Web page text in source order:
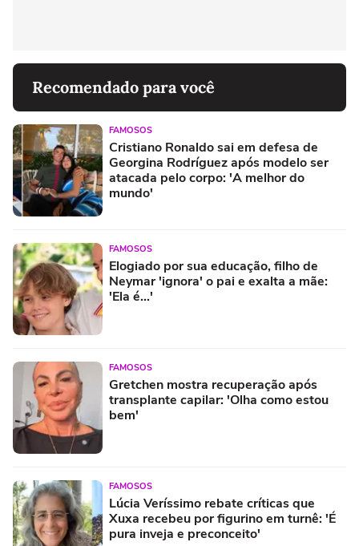
Recomendado para você
FAMOSOS
Cristiano Ronaldo sai em defesa de
Georgina Rodríguez após modelo ser
atacada pelo corpo: 'A melhor do
mundo'
FAMOSOS
Elogiado por sua educação, filho de
Neymar 'ignora' o pai e exalta a mãe:
'Ela é...'
FAMOSOS
Gretchen mostra recuperação após
transplante capilar: 'Olha como estou
bem'
FAMOSOS
Lúcia Veríssimo rebate críticas que
Xuxa recebeu por figurino em turnê: 'É
pura inveja e preconceito'